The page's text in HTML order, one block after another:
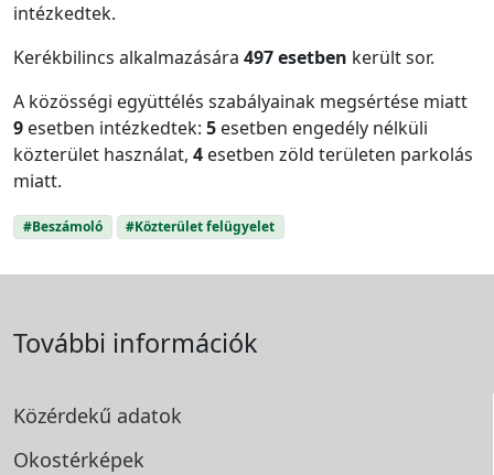
intézkedtek.
Kerékbilincs alkalmazására 497 esetben került sor.
A közösségi együttélés szabályainak megsértése miatt
9 esetben intézkedtek: 5 esetben engedély nélküli
közterület használat, 4 esetben zöld területen parkolás
miatt.
#Beszámoló #Közterület felügyelet
További információk
Közérdekű adatok
Okostérképek